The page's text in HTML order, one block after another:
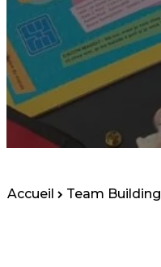
Accueil Team Building